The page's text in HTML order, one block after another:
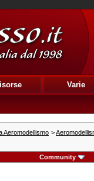
Varie
Aeromodellismo >
Community